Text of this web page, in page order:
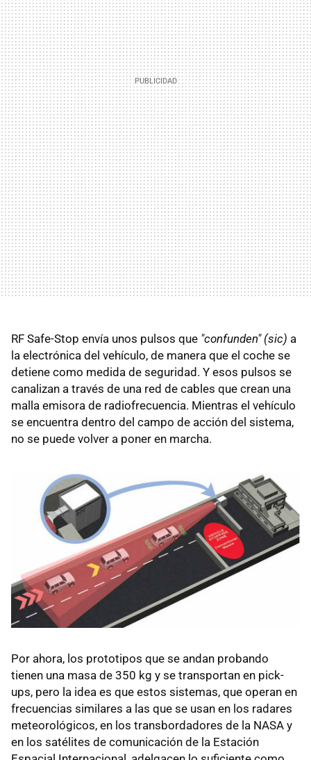
RF Safe-Stop envía unos pulsos que "confunden" (sic) a
la electrónica del vehículo, de manera que el coche se
detiene como medida de seguridad. Y esos pulsos se
canalizan a través de una red de cables que crean una
malla emisora de radiofrecuencia. Mientras el vehículo
se encuentra dentro del campo de acción del sistema,
no se puede volver a poner en marcha.
Por ahora, los prototipos que se andan probando
tienen una masa de 350 kg y se transportan en pick-
ups, pero la idea es que estos sistemas, que operan en
frecuencias similares a las que se usan en los radares
meteorológicos, en los transbordadores de la NASA y
en los satélites de comunicación de la Estación